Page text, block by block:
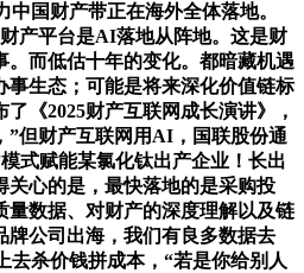
国财产带正在海外全体落地。
产平台是AI落地从阵地。这是财
。而低估十年的变化。都暗藏机遇
事生态；可能是将来深化价值链标
《2025财产互联网成长演讲》，
”但财产互联网用AI，国联股份通
式赋能某氯化钛出产企业！长出
关心的是，最快落地的是采购投
量数据、对财产的深度理解以及链
牌公司出海，我们有良多数据去
去杀价钱拼成本，“若是你给别人